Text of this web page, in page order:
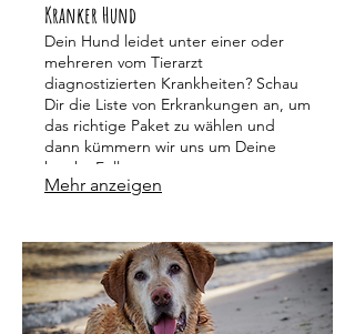
Kranker Hund
Dein Hund leidet unter einer oder
mehreren vom Tierarzt
diagnostizierten Krankheiten? Schau
Dir die Liste von Erkrankungen an, um
das richtige Paket zu wählen und
dann kümmern wir uns um Deine
kranke Fellnase.
Mehr anzeigen